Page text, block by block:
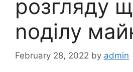
розгляду
nоділу
February 28, 2022 by admin